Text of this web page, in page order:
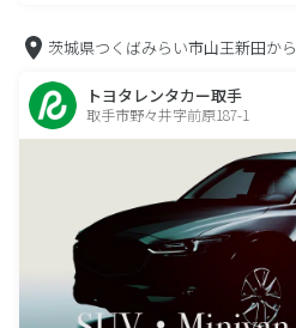
茨城県つくばみらい市山王新田から
トヨタレンタカー取手
取手市野々井字前原187-1